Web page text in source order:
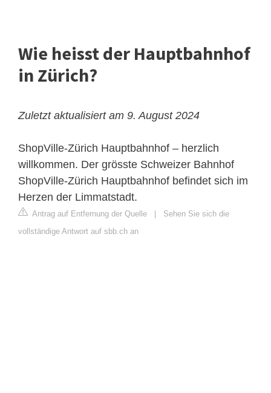
Wie heisst der Hauptbahnhof
in Zürich?
Zuletzt aktualisiert am 9. August 2024
ShopVille-Zürich Hauptbahnhof – herzlich
willkommen. Der grösste Schweizer Bahnhof
ShopVille-Zürich Hauptbahnhof befindet sich im
Herzen der Limmatstadt.
Antrag auf Entfernung der Quelle
Sehen Sie sich die
vollständige Antwort auf sbb.ch an